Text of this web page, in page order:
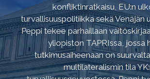
konfliktinratkaisu, EU:n
turvallisuuspolitiikka sekä Venäjän
Peppi tekee parhaillaan
yliopiston TAPRIssa, jossa
tutkimusaiheenaan on
multilateralismin tila